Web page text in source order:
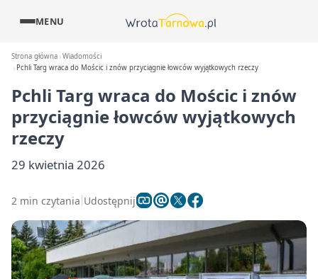
MENU
Strona główna Wiadomości
Pchli Targ wraca do Mościc i znów przyciągnie łowców wyjątkowych rzeczy
Pchli Targ wraca do Mościc i znów
przyciągnie łowców wyjątkowych
rzeczy
29 kwietnia 2026
2 min czytania Udostępnij